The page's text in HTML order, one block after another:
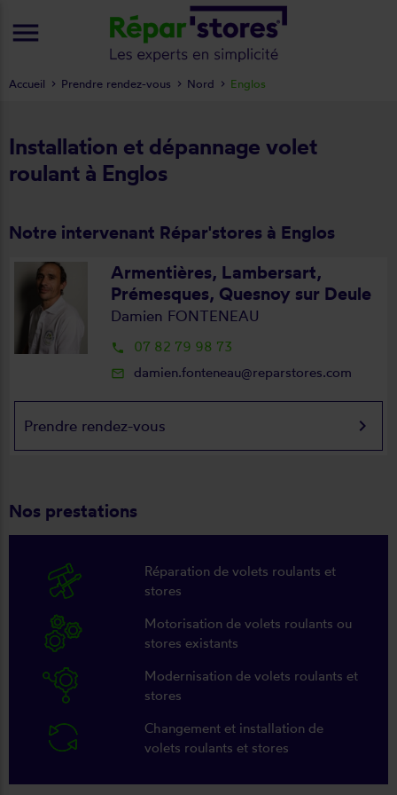
Installation et dépannage volet
roulant à Englos
Notre intervenant Répar'stores à Englos
Armentières, Lambersart,
Prémesques, Quesnoy sur Deule
Damien FONTENEAU
local_phone 07 82 79 98 73
mail_outline damien.fonteneau@reparstores.com
Prendre rendez-vous keyboard_arrow_right
Nos prestations
Réparation de volets roulants et
stores
Motorisation de volets roulants ou
stores existants
Modernisation de volets roulants et
stores
Changement et installation de
volets roulants et stores
Accueil Prendre rendez-vous Nord Englos
menu